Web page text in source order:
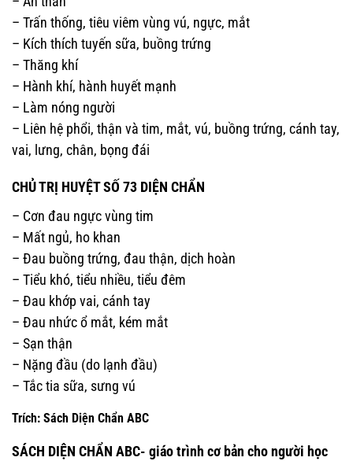
– Trấn thống, tiêu viêm vùng vú, ngực, mắt
– Kích thích tuyến sữa, buồng trứng
– Thăng khí
– Hành khí, hành huyết mạnh
– Làm nóng người
– Liên hệ phổi, thận và tim, mắt, vú, buồng trứng, cánh tay,
vai, lưng, chân, bọng đái
CHỦ TRỊ HUYỆT SỐ 73 DIỆN CHẨN
– Cơn đau ngực vùng tim
– Mất ngủ, ho khan
– Đau buồng trứng, đau thận, dịch hoàn
– Tiểu khó, tiểu nhiều, tiểu đêm
– Đau khớp vai, cánh tay
– Đau nhức ổ mắt, kém mắt
– Sạn thận
– Nặng đầu (do lạnh đầu)
– Tắc tia sữa, sưng vú
Trích: Sách Diện Chẩn ABC
SÁCH DIỆN CHẨN ABC- giáo trình cơ bản cho người học